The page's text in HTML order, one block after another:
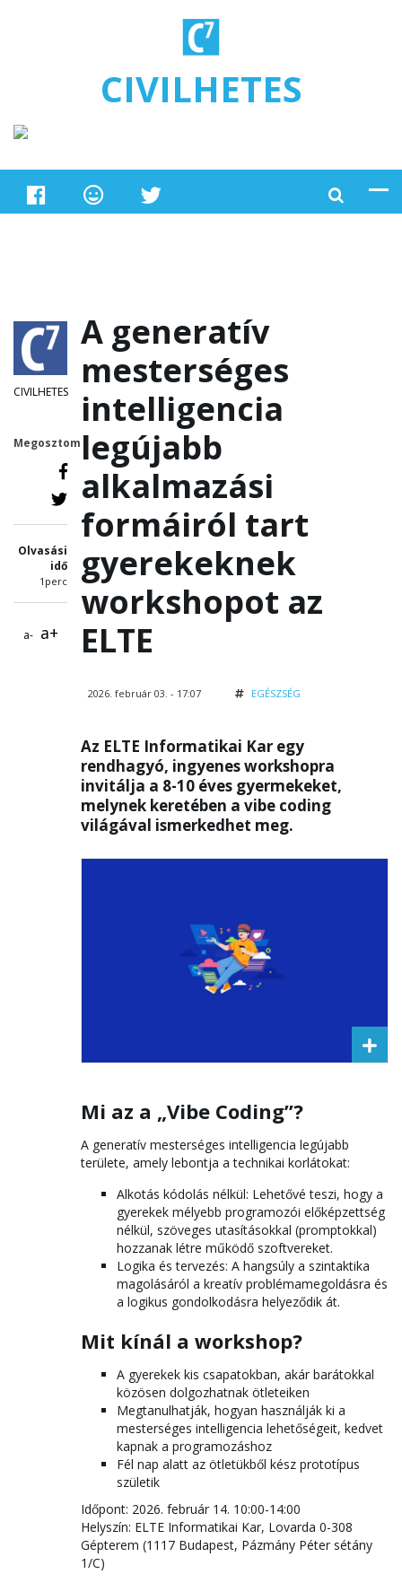
CIVILHETES
CIVILHETES
Megosztom
Olvasási
idő
1perc
a- a+
A generatív
mesterséges
intelligencia
legújabb
alkalmazási
formáiról tart
gyerekeknek
workshopot az
ELTE
2026. február 03. - 17:07 EGÉSZSÉG
Az ELTE Informatikai Kar egy
rendhagyó, ingyenes workshopra
invitálja a 8-10 éves gyermekeket,
melynek keretében a vibe coding
világával ismerkedhet meg.
Mi az a „Vibe Coding”?
A generatív mesterséges intelligencia legújabb
területe, amely lebontja a technikai korlátokat:
Alkotás kódolás nélkül: Lehetővé teszi, hogy a
gyerekek mélyebb programozói előképzettség
nélkül, szöveges utasításokkal (promptokkal)
hozzanak létre működő szoftvereket.
Logika és tervezés: A hangsúly a szintaktika
magolásáról a kreatív problémamegoldásra és
a logikus gondolkodásra helyeződik át.
Mit kínál a workshop?
A gyerekek kis csapatokban, akár barátokkal
közösen dolgozhatnak ötleteiken
Megtanulhatják, hogyan használják ki a
mesterséges intelligencia lehetőségeit, kedvet
kapnak a programozáshoz
Fél nap alatt az ötletükből kész prototípus
születik
Időpont: 2026. február 14. 10:00-14:00
Helyszín: ELTE Informatikai Kar, Lovarda 0-308
Gépterem (1117 Budapest, Pázmány Péter sétány
1/C)